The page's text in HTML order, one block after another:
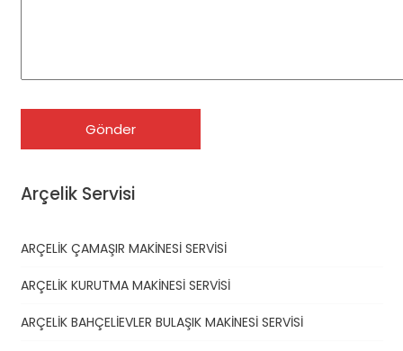
Arçelik Servisi
ARÇELİK ÇAMAŞIR MAKİNESİ SERVİSİ
ARÇELİK KURUTMA MAKİNESİ SERVİSİ
ARÇELİK BAHÇELİEVLER BULAŞIK MAKİNESİ SERVİSİ